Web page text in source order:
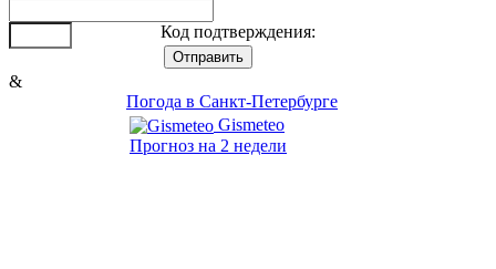
Код подтверждения:
&
Погода в Санкт-Петербурге
Gismeteo
Прогноз на 2 недели